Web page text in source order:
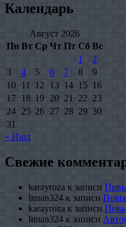
Календарь
Август 2026
Пн Вт Ср Чт Пт Сб Вс
1
2
3
4 5 6 7 8
9
10
11 12 13 14 15 16
17
18 19 20 21 22 23
24 25 26 27 28 29 30
31
« Июл
Свежие
karayroza к записи
liman324 к записи
karayroza к записи
liman324 к записи